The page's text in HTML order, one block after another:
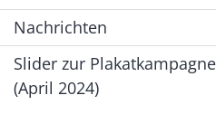
Nachrichten
Slider zur
(April 2024)